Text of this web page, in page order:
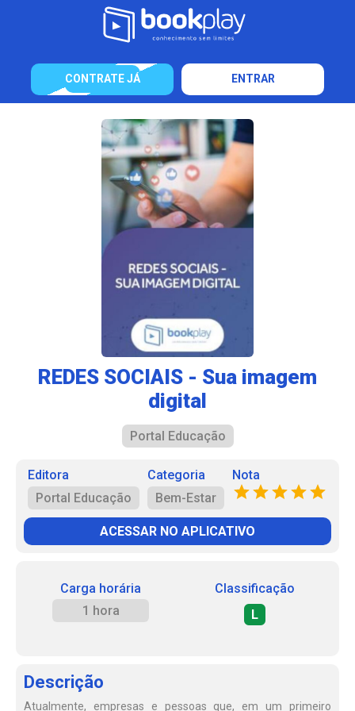
CONTRATE JÁ ENTRAR
REDES SOCIAIS - Sua imagem
digital
Portal Educação
Editora
Portal Educação
Categoria
Bem-Estar
Nota
ACESSAR NO APLICATIVO
Carga horária
1 hora
Classificação
L
Descrição
Atualmente, empresas e pessoas que, em um primeiro